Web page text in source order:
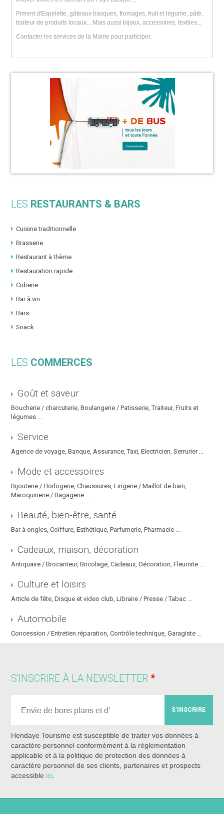
Piment d'Espelette, gâteaux basques, fromages, fruit et légume, pâté,
traiteur de produits locaux... Mais aussi bijoux, accessoires, textiles...
Contacter les services de la Mairie pour participer.
LES RESTAURANTS & BARS
Cuisine traditionnelle
Brasserie
Restaurant à thème
Restauration rapide
Cidrerie
Bar à vin
Bars
Snack
LES COMMERCES
Goût et saveur
Boucherie / charcuterie, Boulangerie / Patisserie, Traiteur, Fruits et
légumes ...
Service
Agence de voyage, Banque, Assurance, Taxi, Electricien, Serrurier ...
Mode et accessoires
Bijouterie / Horlogerie, Chaussures, Lingerie / Maillot de bain,
Maroquinerie / Bagagerie ...
Beauté, bien-être, santé
Bar à ongles, Coiffure, Esthétique, Parfumerie, Pharmacie ...
Cadeaux, maison, décoration
Antiquaire / Brocanteur, Bricolage, Cadeaux, Décoration, Fleuriste ...
Culture et loisirs
Article de fête, Disque et video club, Libraire / Presse / Tabac ...
Automobile
Concession / Entretien réparation, Contrôle technique, Garagiste ...
S'INSCRIRE À LA NEWSLETTER
S'INSCRIRE
Hendaye Tourisme est susceptible de traiter vos données à
caractère personnel conformément à la règlementation
applicable et à la politique de protection des données à
caractère personnel de ses clients, partenaires et prospects
accessible ici